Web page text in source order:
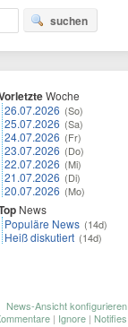
suchen
Woche
26.07.2026 (So)
25.07.2026 (Sa)
24.07.2026 (Fr)
23.07.2026 (Do)
22.07.2026 (Mi)
21.07.2026 (Di)
20.07.2026 (Mo)
News
Populäre News (14d)
Heiß diskutiert (14d)
News-Ansicht konfigurieren
| Ignore | Notifies